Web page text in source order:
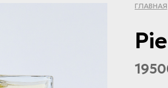
ГЛАВНАЯ